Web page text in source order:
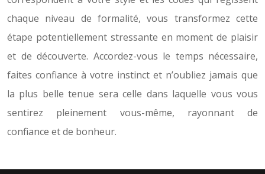
chaque niveau de formalité, vous transformez cette
étape potentiellement stressante en moment de plaisir
et de découverte. Accordez-vous le temps nécessaire,
faites confiance à votre instinct et n’oubliez jamais que
la plus belle tenue sera celle dans laquelle vous vous
sentirez pleinement vous-même, rayonnant de
confiance et de bonheur.